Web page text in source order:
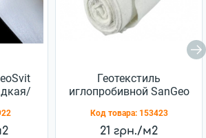
Геотекстиль
иглопробивной SanGeo
2x100м
Код товара: 153423
21 грн./м2